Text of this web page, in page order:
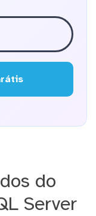
do
Server